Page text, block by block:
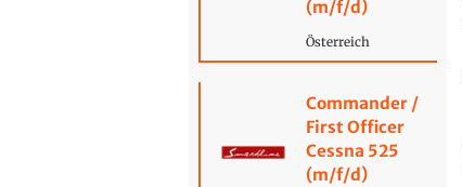
(m/f/d)
Österreich
Commander /
First Officer
Cessna 525
(m/f/d)